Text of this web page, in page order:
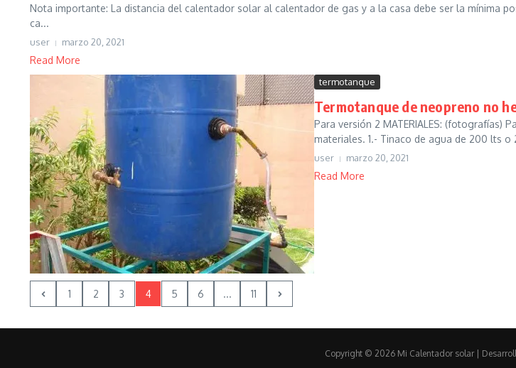
Nota importante: La distancia del calentador solar al calentador de gas y a la casa debe ser la mínima
ca...
user marzo 20, 2021
Read More
termotanque
Termotanque de neopreno no
Para versión 2 MATERIALES: (fotografías)
materiales. 1.- Tinaco de agua de 200 lts
user marzo 20, 2021
Read More
1 2 3 4 5 6 ... 11
Copyright © 2026 Mi Calentador solar |